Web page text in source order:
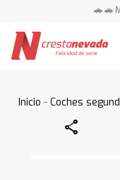
🚗 🚗
Inicio -Coches
Share